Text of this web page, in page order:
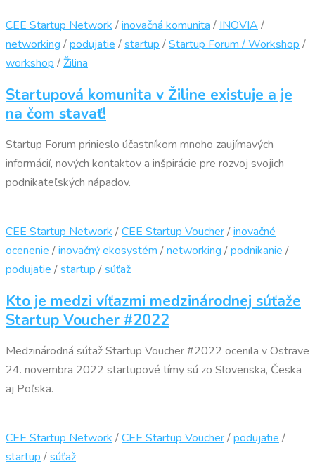
CEE Startup Network /inovačná komunita / INOVIA /
networking /podujatie /startup /Startup Forum / Workshop /
workshop /Žilina
Startupová komunita v Žiline existuje a je
na čom stavať!
Startup Forum prinieslo účastníkom mnoho zaujímavých
informácií, nových kontaktov a inšpirácie pre rozvoj svojich
podnikateľských nápadov.
CEE Startup Network /CEE Startup Voucher/inovačné
ocenenie /inovačný ekosystém /networking /podnikanie /
podujatie /startup /súťaž
Kto je medzi víťazmi medzinárodnej súťaže
Startup Voucher #2022
Medzinárodná súťaž Startup Voucher #2022 ocenila v Ostrave
24. novembra 2022 startupové tímy sú zo Slovenska, Česka
aj Poľska.
CEE Startup Network /CEE Startup Voucher/podujatie /
startup /súťaž